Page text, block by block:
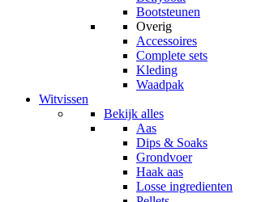
Bootsteunen
Overig
Accessoires
Complete sets
Kleding
Waadpak
Witvissen
Bekijk alles
Aas
Dips & Soaks
Grondvoer
Haak aas
Losse ingredienten